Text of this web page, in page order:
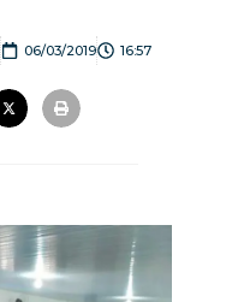
06/03/2019 16:57